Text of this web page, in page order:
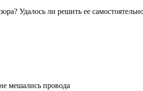
Удалось ли решить ее
мешались провода